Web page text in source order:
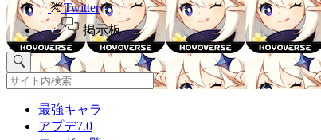
Twitter
掲示板
最強キャラ
アプデ7.0